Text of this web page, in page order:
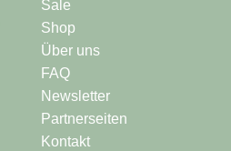
Sale
Shop
Über uns
FAQ
Newsletter
Partnerseiten
Kontakt